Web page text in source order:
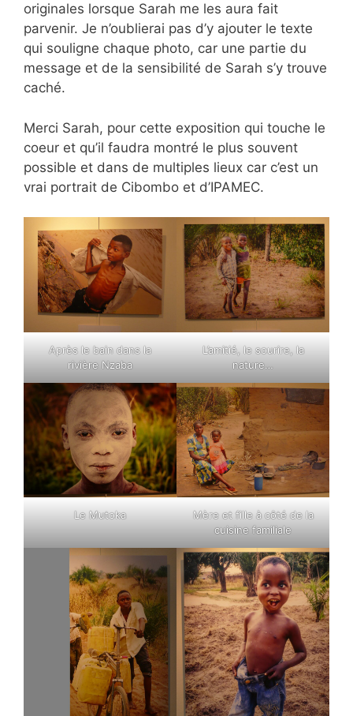
originales lorsque Sarah me les aura fait
parvenir. Je n’oublierai pas d’y ajouter le texte
qui souligne chaque photo, car une partie du
message et de la sensibilité de Sarah s’y trouve
caché.
Merci Sarah, pour cette exposition qui touche le
coeur et qu’il faudra montré le plus souvent
possible et dans de multiples lieux car c’est un
vrai portrait de Cibombo et d’IPAMEC.
Après le bain dans la
rivière Nzaba
L’amitié, le sourire, la
nature…
Le Mutoka
Mère et fille à côté de la
cuisine familiale